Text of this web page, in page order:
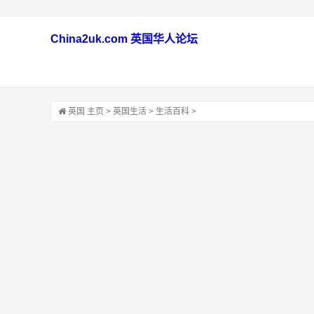
China2uk.com 英国华人论坛
英国 主页 > 英国生活 > 生活百科 >